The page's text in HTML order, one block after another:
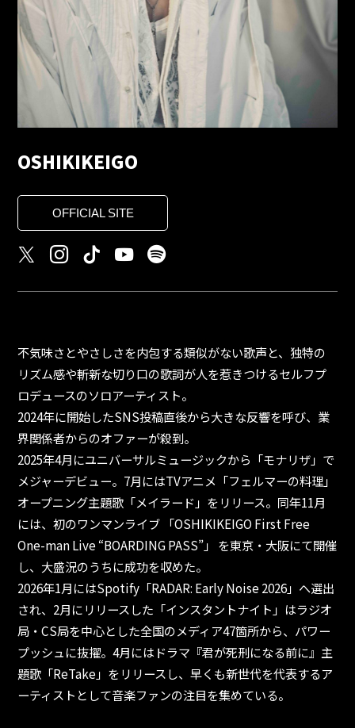
OSHIKIKEIGO
OFFICIAL SITE
不気味さとやさしさを内包する類似がない歌声と、独特の
リズム感や斬新な切り口の歌詞が人を惹きつけるセルフプ
ロデュースのソロアーティスト。
2024年に開始したSNS投稿直後から大きな反響を呼び、業
界関係者からのオファーが殺到。
2025年4月にユニバーサルミュージックから「モナリザ」で
メジャーデビュー。7月にはTVアニメ「フェルマーの料理」
オープニング主題歌「メイラード」をリリース。同年11月
には、初のワンマンライブ 「OSHIKIKEIGO First Free
One-man Live “BOARDING PASS”」 を東京・大阪にて開催
し、大盛況のうちに成功を収めた。
2026年1月にはSpotify「RADAR: Early Noise 2026」へ選出
され、2月にリリースした「インスタントナイト」はラジオ
局・CS局を中心とした全国のメディア47箇所から、パワー
プッシュに抜擢。4月にはドラマ『君が死刑になる前に』主
題歌「ReTake」をリリースし、早くも新世代を代表するア
ーティストとして音楽ファンの注目を集めている。